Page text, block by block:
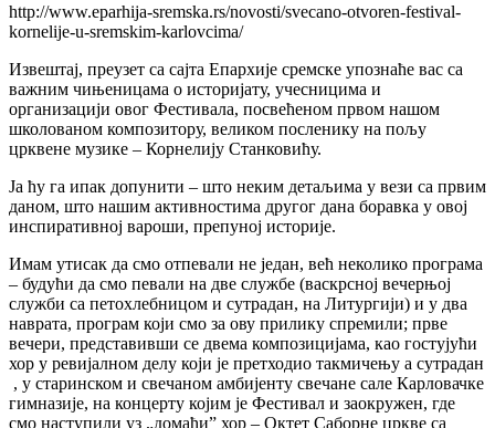
http://www.eparhija-sremska.rs/novosti/svecano-otvoren-festival-
kornelije-u-sremskim-karlovcima/
Извештај, преузет са сајта Епархије сремске упознаће вас са
важним чињеницама о историјату, учесницима и
организацији овог Фестивала, посвећеном првом нашом
школованом композитору, великом посленику на пољу
црквене музике – Корнелију Станковићу.
Ја ћу га ипак допунити – што неким детаљима у вези са првим
даном, што нашим активностима другог дана боравка у овој
инспиративној вароши, препуној историје.
Имам утисак да смо отпевали не један, већ неколико програма
– будући да смо певали на две службе (васкрсној вечерњој
служби са петохлебницом и сутрадан, на Литургији) и у два
наврата, програм који смо за ову прилику спремили; прве
вечери, представивши се двема композицијама, као гостујући
хор у ревијалном делу који је претходио такмичењу а сутрадан​
​, у старинском и свечаном амбијенту свечане сале Карловачке
гимназије, на концерту којим је Фестивал и заокружен, где
смо наступили уз „домаћи” хор – Октет Саборне цркве са